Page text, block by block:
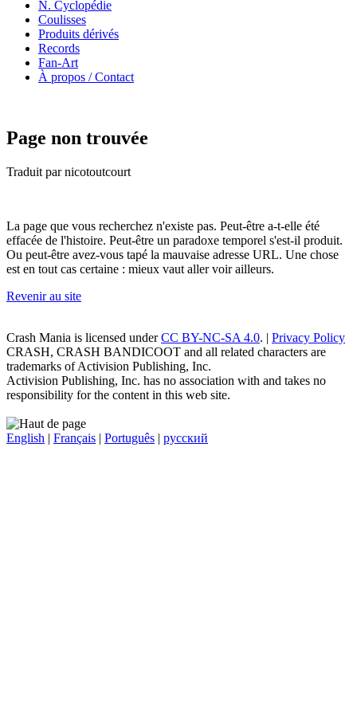
N. Cyclopédie
Coulisses
Produits dérivés
Records
Fan-Art
À propos / Contact
Page non trouvée
Traduit par nicotoutcourt
La page que vous recherchez n'existe pas. Peut-être a-t-elle été
effacée de l'histoire. Peut-être un paradoxe temporel s'est-il produit.
Ou peut-être avez-vous tapé la mauvaise adresse URL. Une chose
est en tout cas certaine : mieux vaut aller voir ailleurs.
Revenir au site
Crash Mania is licensed underCC BY-NC-SA 4.0. | Privacy Policy
CRASH, CRASH BANDICOOT and all related characters are
trademarks of Activision Publishing, Inc.
Activision Publishing, Inc. has no association with and takes no
responsibility for the content in this web site.
English | Français | Português | русский